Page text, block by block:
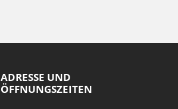
ADRESSE UND
ÖFFNUNGSZEITEN